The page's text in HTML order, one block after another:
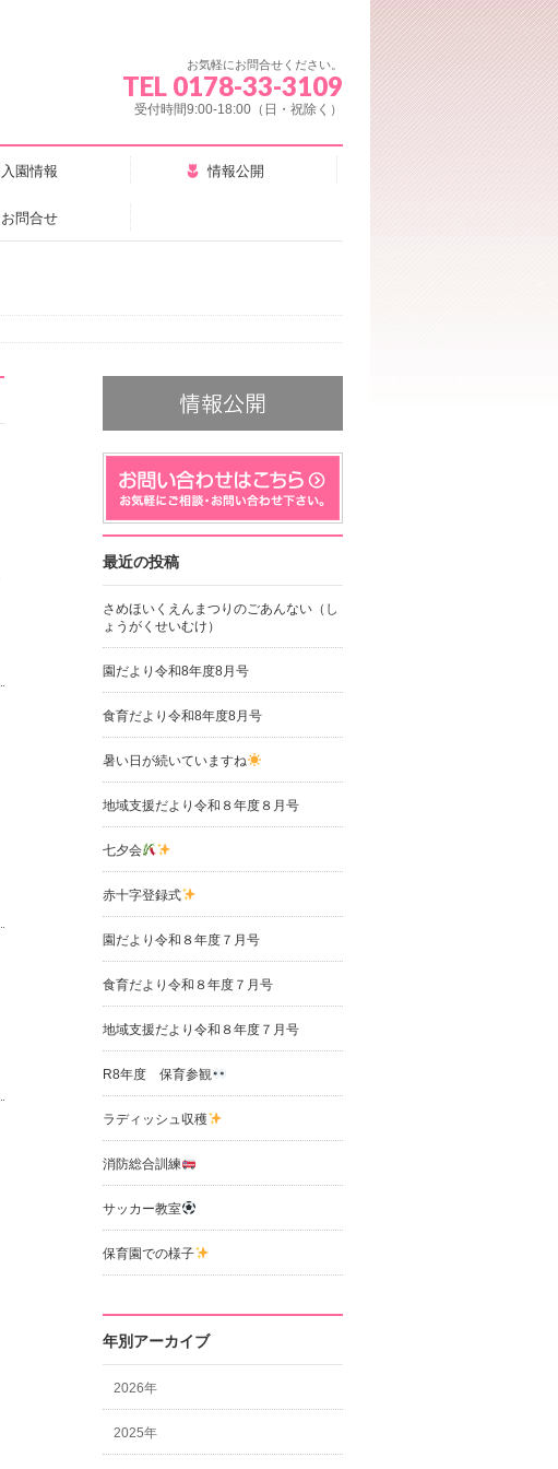
お気軽にお問合せください。
TEL 0178-33-3109
受付時間9:00-18:00（日・祝除く）
入園情報 情報公開
お問合せ
最近の投稿
さめほいくえんまつりのごあんない（し
ょうがくせいむけ）
園だより令和8年度8月号
食育だより令和8年度8月号
暑い日が続いていますね
地域支援だより令和８年度８月号
七夕会
赤十字登録式
園だより令和８年度７月号
食育だより令和８年度７月号
地域支援だより令和８年度７月号
R8年度 保育参観
ラディッシュ収穫
消防総合訓練
サッカー教室
保育園での様子
年別アーカイブ
2026年
2025年